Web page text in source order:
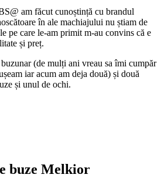
am făcut cunoștință cu brandul
în ale machiajului nu știam de
pe care le-am primit m-au convins că e
și preț.
(de mulți ani vreau sa îmi cumpăr
iar acum am deja două) și două
și unul de ochi.
buze Melkior